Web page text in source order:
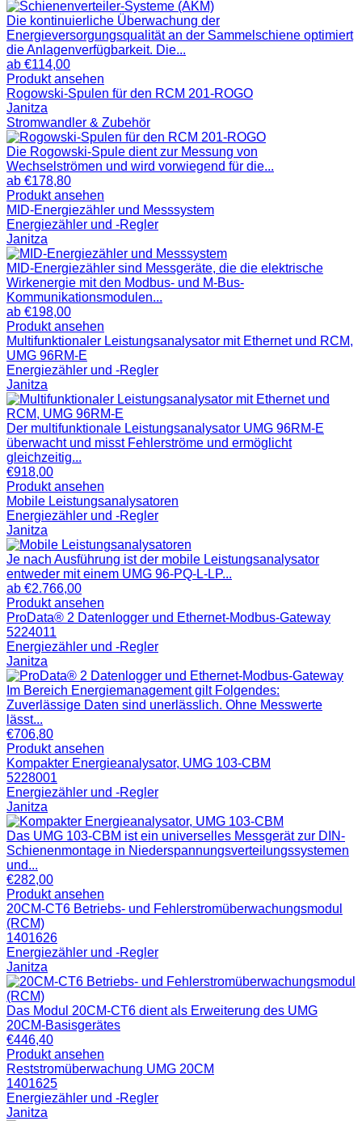
Die kontinuierliche Überwachung der
Energieversorgungsqualität an der Sammelschiene optimiert
die Anlagenverfügbarkeit. Die...
ab €114,00
Produkt ansehen
Rogowski-Spulen für den RCM 201-ROGO
Janitza
Stromwandler & Zubehör
Die Rogowski-Spule dient zur Messung von
Wechselströmen und wird vorwiegend für die...
ab €178,80
Produkt ansehen
MID-Energiezähler und Messsystem
Energiezähler und -Regler
Janitza
MID-Energiezähler sind Messgeräte, die die elektrische
Wirkenergie mit den Modbus- und M-Bus-
Kommunikationsmodulen...
ab €198,00
Produkt ansehen
Multifunktionaler Leistungsanalysator mit Ethernet und RCM,
UMG 96RM-E
Energiezähler und -Regler
Janitza
Der multifunktionale Leistungsanalysator UMG 96RM-E
überwacht und misst Fehlerströme und ermöglicht
gleichzeitig...
€918,00
Produkt ansehen
Mobile Leistungsanalysatoren
Energiezähler und -Regler
Janitza
Je nach Ausführung ist der mobile Leistungsanalysator
entweder mit einem UMG 96-PQ-L-LP...
ab €2.766,00
Produkt ansehen
ProData® 2 Datenlogger und Ethernet-Modbus-Gateway
5224011
Energiezähler und -Regler
Janitza
Im Bereich Energiemanagement gilt Folgendes:
Zuverlässige Daten sind unerlässlich. Ohne Messwerte
lässt...
€706,80
Produkt ansehen
Kompakter Energieanalysator, UMG 103-CBM
5228001
Energiezähler und -Regler
Janitza
Das UMG 103-CBM ist ein universelles Messgerät zur DIN-
Schienenmontage in Niederspannungsverteilungssystemen
und...
€282,00
Produkt ansehen
20CM-CT6 Betriebs- und Fehlerstromüberwachungsmodul
(RCM)
1401626
Energiezähler und -Regler
Janitza
Das Modul 20CM-CT6 dient als Erweiterung des UMG
20CM-Basisgerätes
€446,40
Produkt ansehen
Reststromüberwachung UMG 20CM
1401625
Energiezähler und -Regler
Janitza